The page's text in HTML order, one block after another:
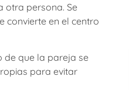
otra persona. Se
convierte en el centro
de que la pareja se
para evitar